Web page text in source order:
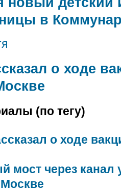
в
о ходе
(по тегу)
о ходе
мост через канал